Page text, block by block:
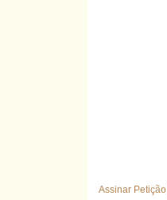
Assinar Petição